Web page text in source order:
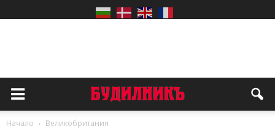
Начало Великобритания